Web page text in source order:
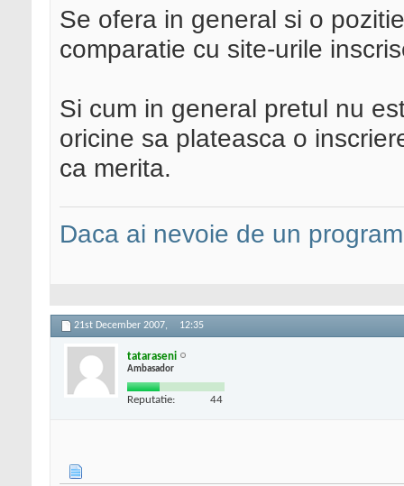
Se ofera in general si o
comparatie cu site-urile
Si cum in general pretul nu
oricine sa plateasca o
ca merita.
Daca ai nevoie de un
21st December 2007, 12:35
tataraseni
Ambasador
Reputatie: 44